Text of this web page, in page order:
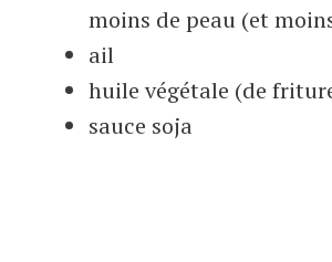
moins de peau (et
ail
huile végétale (de
sauce soja